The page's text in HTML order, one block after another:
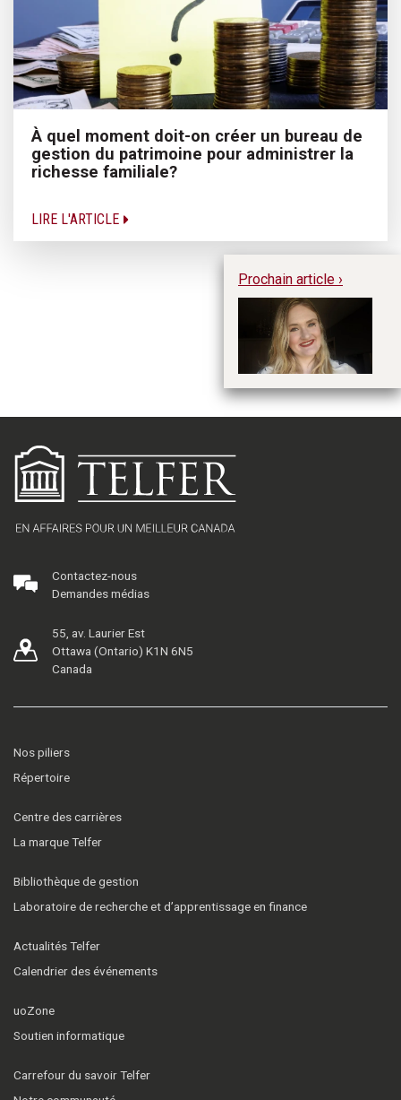
À quel moment doit-on créer un bureau de
gestion du patrimoine pour administrer la
richesse familiale?
LIRE L'ARTICLE
Prochain article ›
Contactez-nous
Demandes médias
55, av. Laurier Est
Ottawa (Ontario) K1N 6N5
Canada
Nos piliers
Répertoire
Centre des carrières
La marque Telfer
Bibliothèque de gestion
Laboratoire de recherche et d’apprentissage en finance
Actualités Telfer
Calendrier des événements
uoZone
Soutien informatique
Carrefour du savoir Telfer